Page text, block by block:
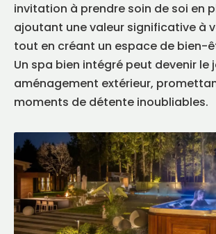
invitation à prendre soin de soi en
ajoutant une valeur significative à
tout en créant un espace de bien-
Un spa bien intégré peut devenir le
aménagement extérieur,
moments de détente inoubliables.